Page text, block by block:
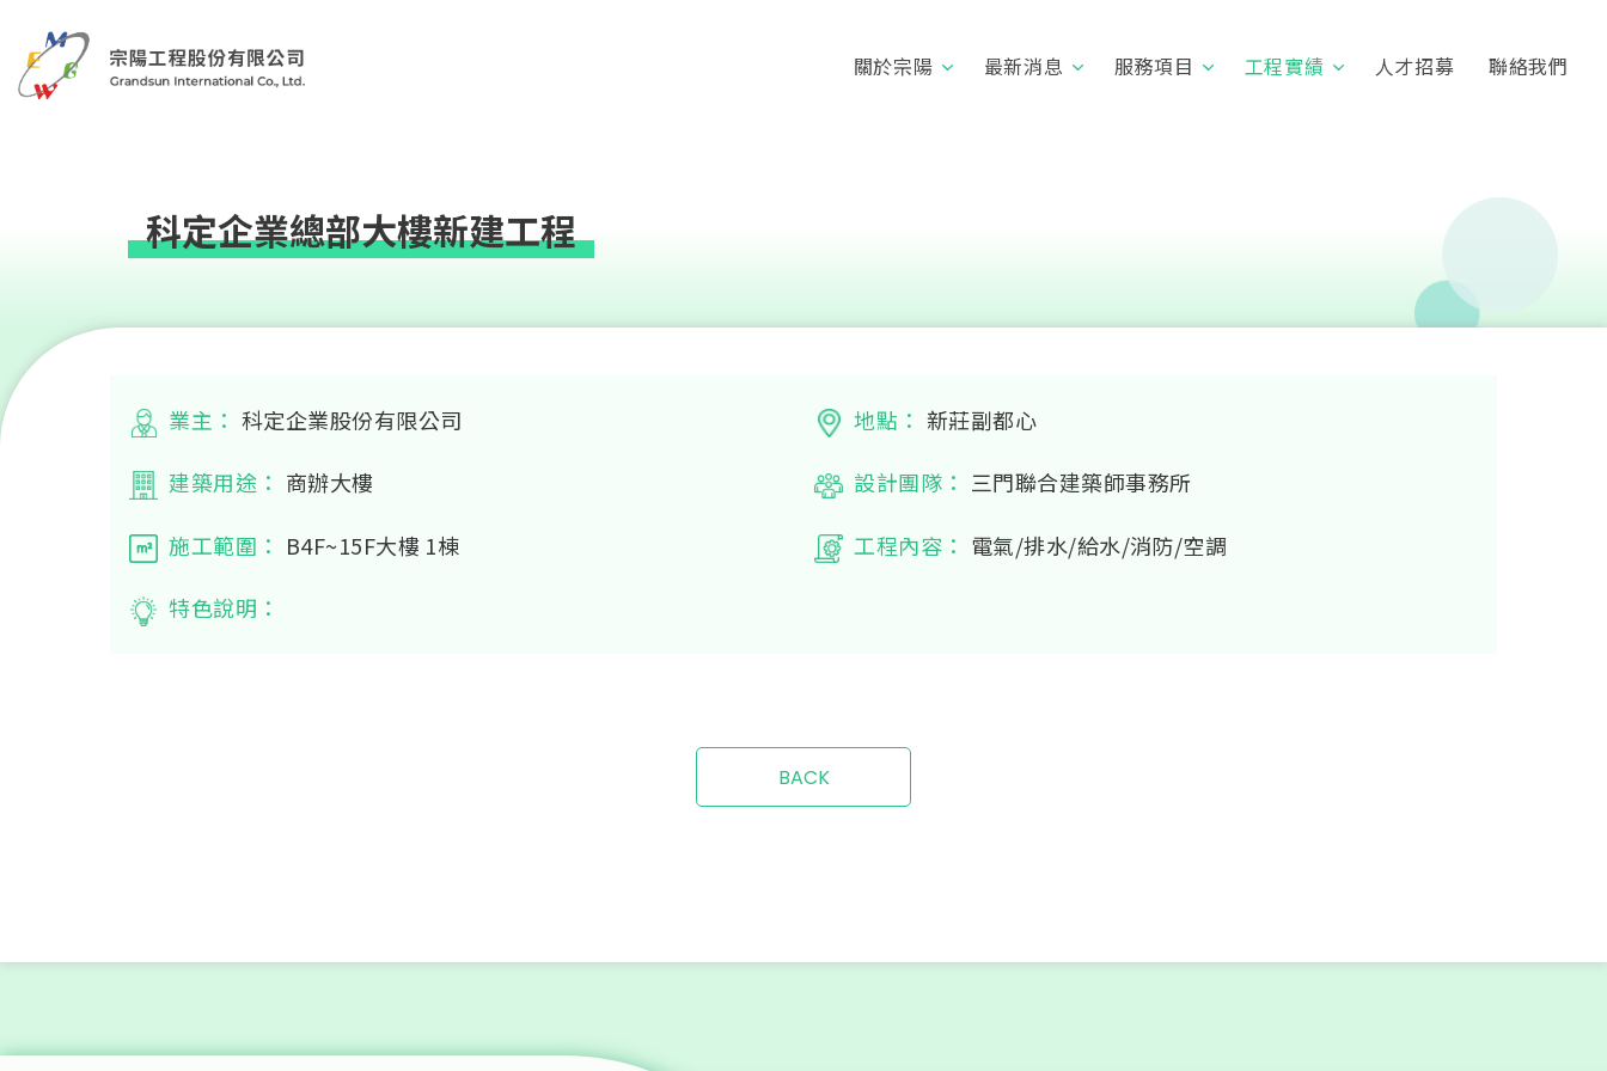
關於宗陽 最新消息 服務項目 工程實績 人才招募 聯絡我們
科定企業總部大樓新建工程
業主： 科定企業股份有限公司 地點： 新莊副都心
建築用途： 商辦大樓 設計團隊： 三門聯合建築師事務所
施工範圍： B4F~15F大樓 1棟 工程內容： 電氣/排水/給水/消防/空調
特色說明：
BACK